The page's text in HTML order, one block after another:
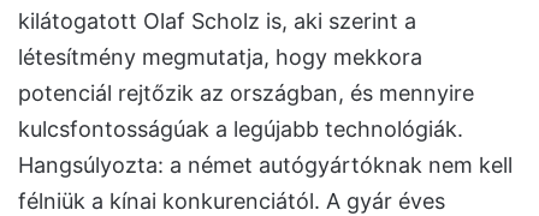
kilátogatott Olaf Scholz is, aki szerint a
létesítmény megmutatja, hogy mekkora
potenciál rejtőzik az országban, és mennyire
kulcsfontosságúak a legújabb technológiák.
Hangsúlyozta: a német autógyártóknak nem kell
félniük a kínai konkurenciától. A gyár éves